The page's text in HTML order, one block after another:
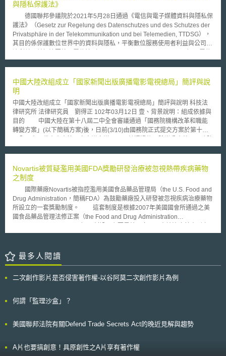
MARIO」申請第35類商標，惟被任天堂（Nintendo）主張「SUPER
MARIO」為任天堂所擁有商標而提起異議。 任天堂雖於當地有註冊
「SUPER MARIO」商標，惟其註冊類別係電子遊戲、玩具、服飾等第9、
18、25、28等產品類別，並未包含第35類之民生消費品零售服務，因此其
異議被哥斯大黎加國家登記處所駁回，該「SUPER MARIO」超市得以註冊
第35類「SUPER MARIO」商標。 另須留意的是，該超市名稱「SUPER
色，係以黃色與藍色搭配，此種顏色差異可避免消費者產生與任天堂
標進行變更或調整，此案之超市於長期經營後欲以其「SUPER MARIO」名
稱作為商標註冊而發生之爭議，該爭議差點造成無法註冊新商標，顯見商標
權利管理不只限於申請、延展、主張權利等事宜，尚包含品牌命名或標誌全
新／優化設計，須留意命名或標誌全新／優化設計方向，是否與他人既有商
標近似，無法取得註冊商標的風險；行銷使用品牌商標時，應留意是否依註
冊商標樣態使用，避免任意變換使用註冊商標樣式，致與他人商標近似而被
控侵權。完整之智財管理機制可參經濟部產業發展署所推廣之台灣智慧財產
管理規範（Taiwan Intellectual Property Management System，簡稱
能產生的智財風險，並因應環境變化調整內部規定與做法。 本文為資策會
科法所創智中心完成之著作，非經同意或授權，不得為轉載、公開播送、公
（https://www.tips.org.tw） .Pindent{text-indent: 2em;} .Noindent{margin-
left: 2em;} .NoPindent{text-indent: 2em; margin-left: 2em;}
.No2indent{margin-left: 3em;} .No2Pindent{text-indent: 2em; margin-left:
3em} .No3indent{margin-left: 4em;} .No3Pindent{text-indent: 2em;
與隱私保護法》
德國聯邦參議院於2021年5月28日通過《電信與電子媒體資料與隱私保
護法》（Gesetz zur Regelung des Datenschutzes und des Schutzes der
Privatsphäre in der Telekommunikation und bei Telemedien, TTDSG），
其目的係保護數位世界中的資料與隱私，平衡數位服務使用者利益與公司經
媒體法（Telemediengesetz, TMG）與歐盟一般資料保護規則（General
者以及監管機關不確定如何適用上開法律之情況。 TTDSG彙集TKG、
TMG中資料與隱私保護相關之條文，包含電信保密
（Fernmeldegeheimnis）（第3條至第8條）、交通位置資料（第9條至第
13條）、來電通知與號碼顯示（第14條至第16條）、終端使用者名錄和相
關資料提供（第17條至第18條），以及允許匿名化、可隨時停止使用服務
和保護未成年之相關措施（第19條至第23條），並參考GDPR和電子隱私
保護指令（ePrivacy-Richtlinie）新增數位遺產（digitaler Nachlass）、終
遺產規定，終端使用者繼承人或具有相似法律地位者，可以向供應商行使繼
部分，TTDSG第24條規定原則上第三方僅能在終端使用者同意下，於使用
者的終端設備中儲存與近用資料，且當事人可隨時撤銷同意。 最後在
監管方面，則分為個人資料保護相關與電信媒體領域，前者依TTDSG第28
條、第29條由德國聯邦資料保護與資訊自由委員會（Die
Bundesbeauftragte für den Datenschutz und die Informationsfreiheit,
BfDI）作為獨立的資料保護監管機構，後者則依TDSG第30條屬德國聯邦網
路局（Bundesnetzagentur）的職權範圍。
中國大陸改組成立「國家新聞出版廣播電影電視總局」簡評與說
明
中國大陸改組成立「國家新聞出版廣播電影電視總局」簡評與說明 科技法
律研究所 法律研究員 劉得正 102年03月12日 壹、背景說明：組成依據與
目的 中國大陸在第十八屆二中全會審議通過「國務院機構改革和職能
轉變方案」(以下簡稱方案)後，日前(3/10)由國務院正式提交方案於第十二
設置部門將縮編為25個。 其中將整併現有之國家新聞出版總署、國家
加掛「國家版權局」機關名稱，承接原國家新聞出版總署負責之著作物管理
工作業務。 彙整中國大陸官方針對方案說明可知[2]，本次整併兩大機
構之目的，係為統籌規劃新聞出版、廣播、電影、電視事業等產業之發展方
向，集中監督、管理相關機構、業務及其作品內容。 其主要原因在於
隨著數位科技、資訊技術的進步，不同媒體間相互結合，已衍生出許多非傳
統之新媒體。在此等媒體多元發展之趨勢下，勢必須整合新聞出版總署、廣
電總局的業務，始能避免管理權責疊床架屋，提高管理效率，進而有利於推
織編制考量與事件性質認定問題，由縣到省、市間，已有不少將三者工作合
併於單一單位管理之實例。相對於地方發展，中國大陸中央政府卻仍以文化
部、廣播電影電視總局、新聞出版總署分頭管理，造成「單一下級機關需同
版在內容性質與管制對象上較為相近，業務合併之可行性較高，因此，本次
併，組成「國家新聞出版廣播電影電視總局」，以期至少解決一部份重疊管
一致之目標。 二、產業面－透過管制、審批程序簡化，幫助產業推動
Novartis被質疑濫用美國FDA獎勵研發治療被忽視熱帶疾病藥物
之制度
國際藥廠Novartis被指控濫用美國食品藥品管理局（the U.S. Food and
Drug Administration，簡稱FDA）為鼓勵藥廠投入研發被忽視疾病治療藥物
所設立的一套獎勵制度。 這套制度是根據2007年美國國會所通過之美
國食品藥品管理法修正案（the Food and Drug Administration
被忽視熱帶疾病（例如瘧疾、血吸蟲病、利什曼病等）藥品查驗登記並獲通
該申請者可以用於之後所提出的人類藥品查驗登記申請，而得以享有優先審
查之權利。 這個所謂「藥品優先審查劵」對於藥廠來說可說是價值非
查程序之申請案，卻可以有九成左右在6個月內就獲得通過，這對於藥廠的
Novartis於2009年4月獲得FDA通過其就治療瘧疾藥物Coartem之查驗登記
所研發出來的新藥，其從1999年起便已在部分國家被許可使用，只是該藥
對新開發之治療熱帶疾病的藥品，所以Novartis的動作可以符合其要件並獲
最多人閱讀
二次創作影片是否侵害著作權-以谷阿莫二次創作影片為例
何謂「監理沙盒」？
美國聯邦法院有關Defend Trade Secrets Act的晚近見解與趨勢
A片也要搞創意！具原創性之A片享有著作權